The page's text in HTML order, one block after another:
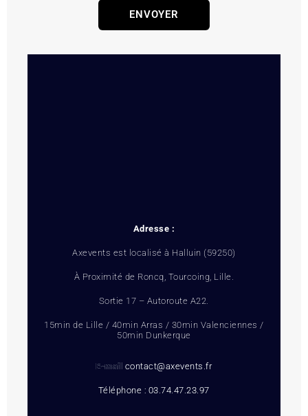
ENVOYER
Adresse :
Axevents est localisé à Halluin (59250)
À Proximité de Roncq, Tourcoing, Lille.
Sortie 17 – Autoroute A22.
15min de Lille / 40min Arras / 30min Valenciennes /
50min Dunkerque
E-mail contact@axevents.fr
Téléphone : 03.74.47.23.97